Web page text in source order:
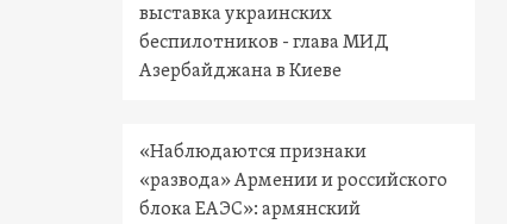
выставка украинских
беспилотников - глава МИД
Азербайджана в Киеве
«Наблюдаются признаки
«развода» Армении и российского
блока ЕАЭС»: армянский